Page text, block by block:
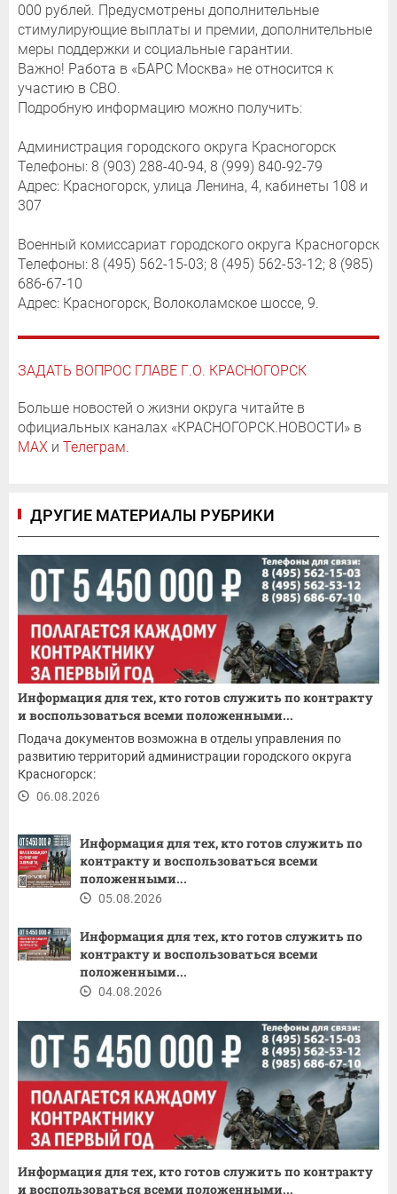
000 рублей. Предусмотрены дополнительные
стимулирующие выплаты и премии, дополнительные
меры поддержки и социальные гарантии.
Важно! Работа в «БАРС Москва» не относится к
участию в СВО.
Подробную информацию можно получить:
Администрация городского округа Красногорск
Телефоны: 8 (903) 288-40-94, 8 (999) 840-92-79
Адрес: Красногорск, улица Ленина, 4, кабинеты 108 и
307
Военный комиссариат городского округа Красногорск
Телефоны: 8 (495) 562-15-03; 8 (495) 562-53-12; 8 (985)
686-67-10
Адрес: Красногорск, Волоколамское шоссе, 9.
ЗАДАТЬ ВОПРОС ГЛАВЕ Г.О. КРАСНОГОРСК
Больше новостей о жизни округа читайте в
официальных каналах «КРАСНОГОРСК.НОВОСТИ» в
MAX и Телеграм.
ДРУГИЕ МАТЕРИАЛЫ РУБРИКИ
Информация для тех, кто готов служить по контракту
и воспользоваться всеми положенными...
Подача документов возможна в отделы управления по
развитию территорий администрации городского округа
Красногорск:
06.08.2026
Информация для тех, кто готов служить по
контракту и воспользоваться всеми
положенными...
05.08.2026
Информация для тех, кто готов служить по
контракту и воспользоваться всеми
положенными...
04.08.2026
Информация для тех, кто готов служить по контракту
и воспользоваться всеми положенными...